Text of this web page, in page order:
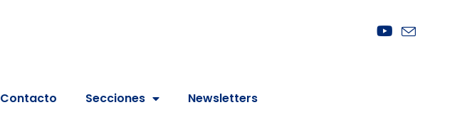
Contacto Secciones Newsletters